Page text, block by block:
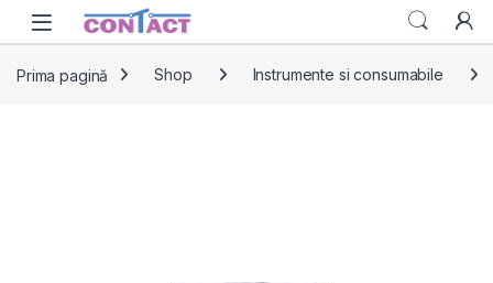
Skip to navigation
Skip to content
Prima pagină Shop Instrumente si consumabile